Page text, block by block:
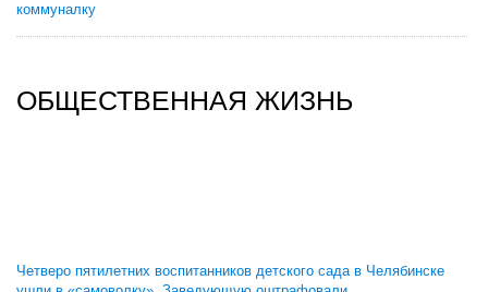
коммуналку
ОБЩЕСТВЕННАЯ ЖИЗНЬ
Четверо пятилетних воспитанников детского сада в Челябинске